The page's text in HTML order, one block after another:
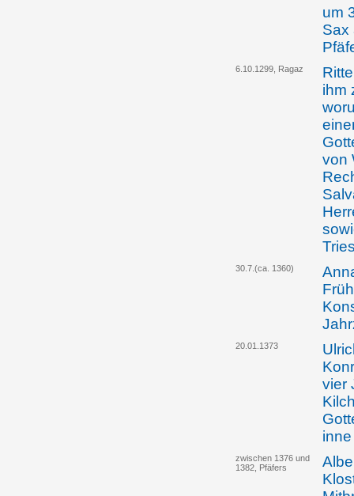
um
Sax
6.10.1299, Ragaz
ihm
von
30.7.(ca. 1360)
20.01.1373
vier
zwischen 1376 und
1382, Pfäfers